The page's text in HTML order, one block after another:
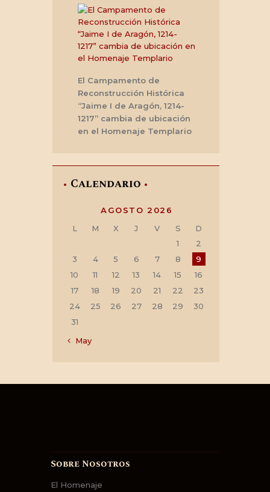
El Campamento de
Reconstrucción Histórica
“Jaime I de Aragón, 1214-
1217” cambia de ubicación
en el Homenaje Templario
Calendario
AGOSTO 2026
L
M X J V S
D
1
2
3
4 5 6 7 8
9
10
11 12 13 14 15
16
17
18 19 20 21 22
23
24
25 26 27 28 29
30
31
« May
Sobre Nosotros
El Homenaje